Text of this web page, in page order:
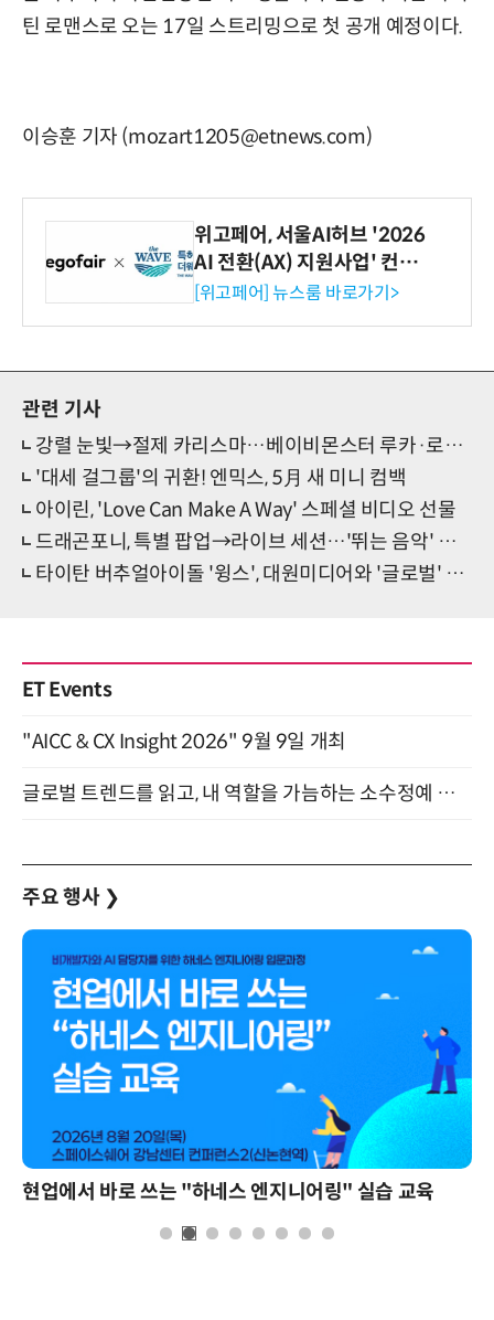
틴 로맨스로 오는 17일 스트리밍으로 첫 공개 예정이다.
이승훈 기자 (mozart1205@etnews.com)
위고페어, 서울AI허브 '2026
AI 전환(AX) 지원사업' 컨소
시엄 선정
[위고페어] 뉴스룸 바로가기>
관련 기사
강렬 눈빛→절제 카리스마…베이비몬스터 루카·로라의 '춤'
'대세 걸그룹'의 귀환! 엔믹스, 5月 새 미니 컴백
아이린, 'Love Can Make A Way' 스페셜 비디오 선물
드래곤포니, 특별 팝업→라이브 세션…'뛰는 음악' 증명
타이탄 버추얼아이돌 '윙스', 대원미디어와 '글로벌' 노린다
ET Events
"AICC & CX Insight 2026" 9월 9일 개최
글로벌 트렌드를 읽고, 내 역할을 가늠하는 소수정예 실습 워크숍 (8/28)
주요 행사 ❯
현업에서 바로 쓰는 "하네스 엔지니어링" 실습 교육